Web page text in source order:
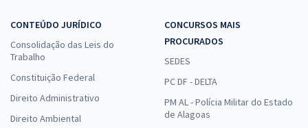
CONTEÚDO JURÍDICO
Consolidação das Leis do
Trabalho
Constituição Federal
Direito Administrativo
Direito Ambiental
CONCURSOS MAIS
PROCURADOS
SEDES
PC DF - DELTA
PM AL - Polícia Militar do Estado
de Alagoas